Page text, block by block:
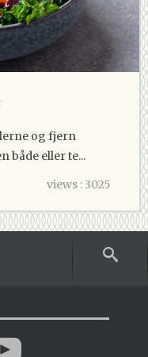
og fjern
både eller te...
views : 3025